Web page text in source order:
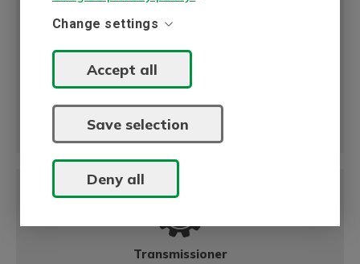
Change settings
Accept all
Save selection
Deny all
såsom kvaliteten der gør vores elektriske
motorer mere energieffektive.
Læs mere
Transmissioner